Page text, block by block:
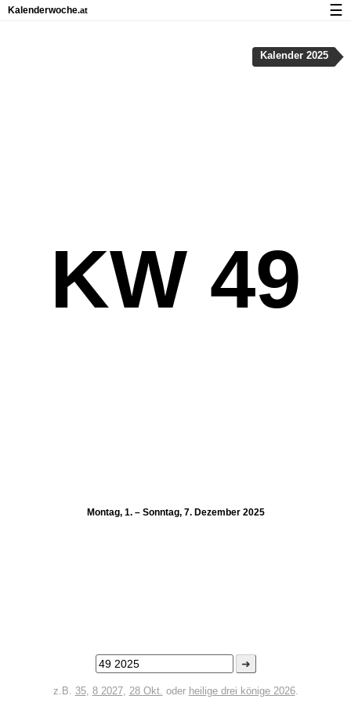
KW 49
Montag, 1. – Sonntag, 7. Dezember 2025
➜
z.B. 35, 8 2027, 28 Okt. oder heilige drei könige 2026.
Kalender 2025
Kalenderwoche.at ☰